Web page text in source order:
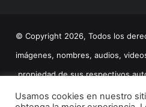
© Copyright 2026, Todos los
imágenes, nombres, audios,
propiedad de sus respectivos
manera informativa.Aviso legal|
Usamos cookies en nuestro